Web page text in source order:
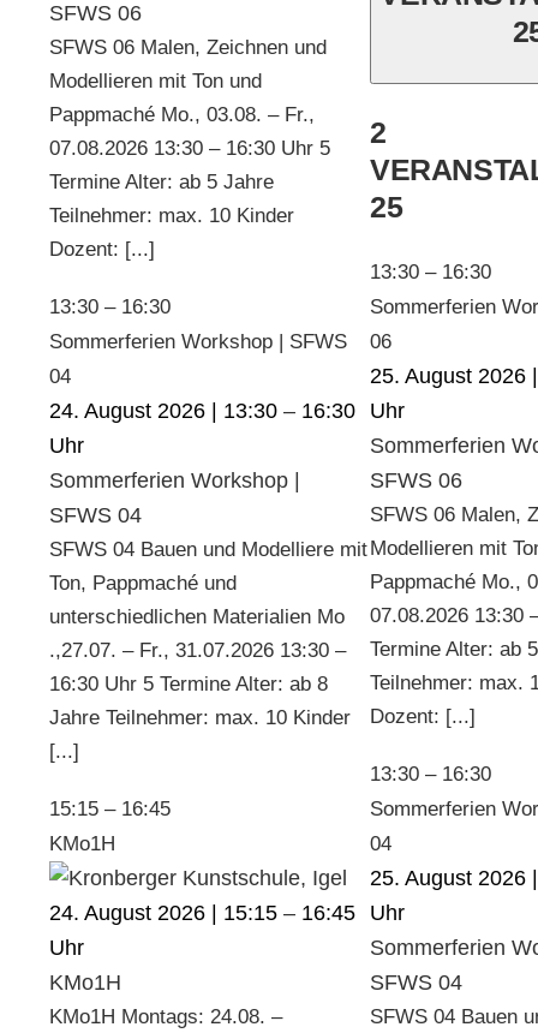
SFWS 06
SFWS 06 Malen, Zeichnen und
Modellieren mit Ton und
Pappmaché Mo., 03.08. – Fr.,
07.08.2026 13:30 – 16:30 Uhr 5
Termine Alter: ab 5 Jahre
Teilnehmer: max. 10 Kinder
Dozent: [...]
13:30 – 16:30
Sommerferien Workshop | SFWS
04
24. August 2026 | 13:30– 16:30
Sommerferien Workshop |
SFWS 04
SFWS 04 Bauen und Modelliere mit
Ton, Pappmaché und
unterschiedlichen Materialien Mo
.,27.07. – Fr., 31.07.2026 13:30 –
16:30 Uhr 5 Termine Alter: ab 8
Jahre Teilnehmer: max. 10 Kinder
[...]
15:15 – 16:45
KMo1H
24. August 2026 | 15:15– 16:45
KMo1H
KMo1H Montags: 24.08. –
2
25
13:30 – 16:30
Sommerferien
06
25. August 2026
Sommerferien
SFWS 06
SFWS 06 Malen,
Modellieren mit
Pappmaché Mo.,
07.08.2026 13:30
Termine Alter: ab
Teilnehmer: max.
Dozent: [...]
13:30 – 16:30
Sommerferien
04
25. August 2026
Sommerferien
SFWS 04
SFWS 04 Bauen